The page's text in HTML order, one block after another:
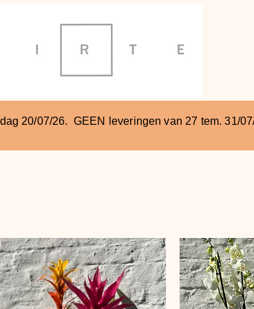
20/07/26. GEEN leveringen van 27 tem. 31/